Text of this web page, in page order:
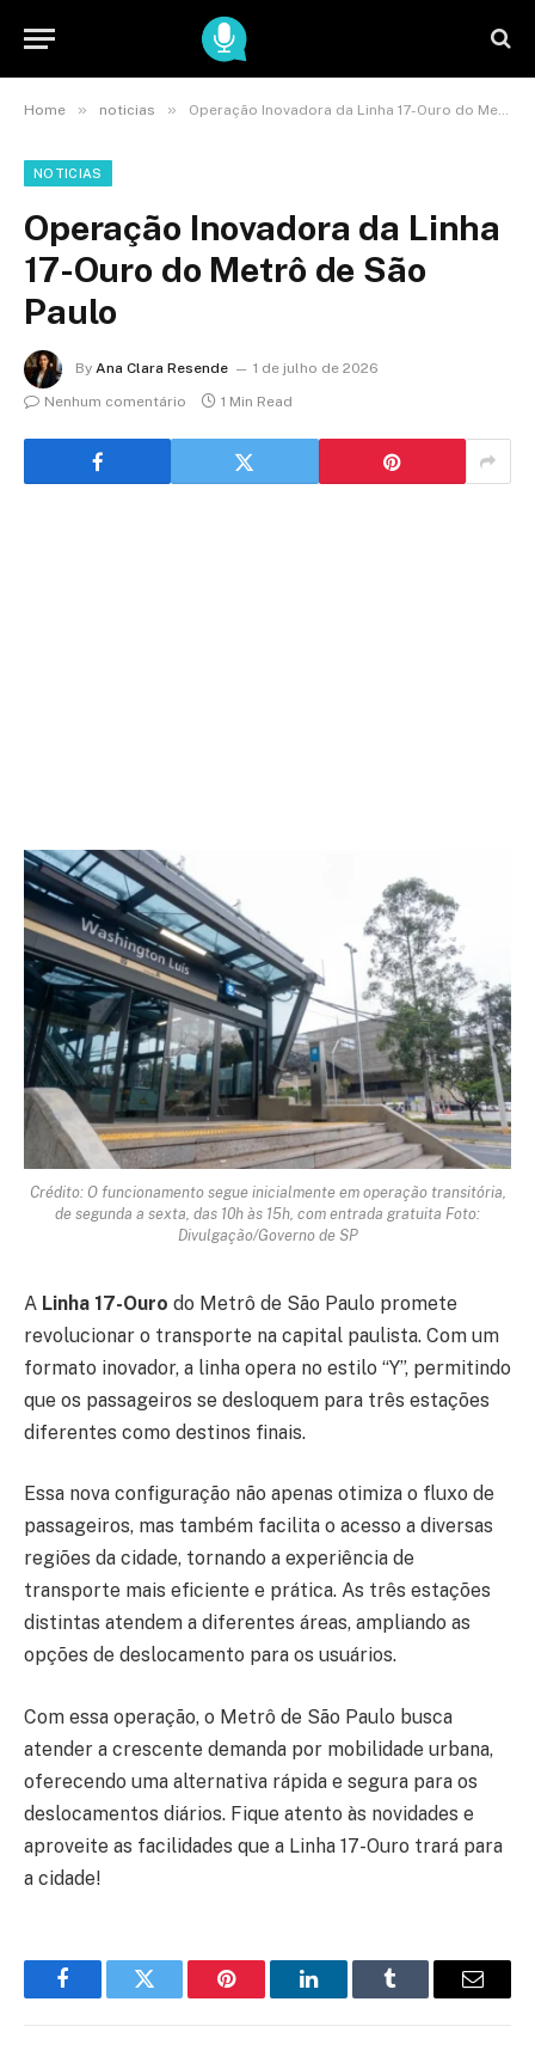
Home » noticias » Operação Inovadora da Linha 17-Ouro do Metrô de São Paulo
NOTICIAS
Operação Inovadora da Linha
17-Ouro do Metrô de São
Paulo
By Ana Clara Resende
1 de julho de 2026
Nenhum comentário
1 Min Read
Crédito: O funcionamento segue inicialmente em operação transitória,
de segunda a sexta, das 10h às 15h, com entrada gratuita Foto:
Divulgação/Governo de SP
A Linha 17-Ouro do Metrô de São Paulo promete
revolucionar o transporte na capital paulista. Com um
formato inovador, a linha opera no estilo “Y”, permitindo
que os passageiros se desloquem para três estações
diferentes como destinos finais.
Essa nova configuração não apenas otimiza o fluxo de
passageiros, mas também facilita o acesso a diversas
regiões da cidade, tornando a experiência de
transporte mais eficiente e prática. As três estações
distintas atendem a diferentes áreas, ampliando as
opções de deslocamento para os usuários.
Com essa operação, o Metrô de São Paulo busca
atender a crescente demanda por mobilidade urbana,
oferecendo uma alternativa rápida e segura para os
deslocamentos diários. Fique atento às novidades e
aproveite as facilidades que a Linha 17-Ouro trará para
a cidade!
FacebookTwitter Pinterest LinkedInTumblr Email